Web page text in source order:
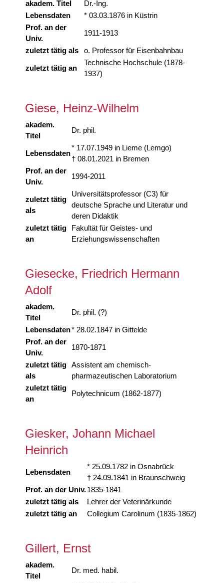
akadem. Titel
Dr.-Ing.
Lebensdaten
* 03.03.1876 in Küstrin
Prof. an der
Univ.
1911-1913
zuletzt tätig als o. Professor für Eisenbahnbau
zuletzt tätig an
Technische Hochschule (1878-
1937)
Giese, Heinz-Wilhelm
akadem.
Titel
Dr. phil.
Lebensdaten
* 17.07.1949 in Lieme (Lemgo)
† 08.01.2021 in Bremen
Prof. an der
Univ.
1994-2011
zuletzt tätig
als
Universitätsprofessor (C3) für
deutsche Sprache und Literatur und
deren Didaktik
zuletzt tätig
an
Fakultät für Geistes- und
Erziehungswissenschaften
Giesecke, Friedrich Hermann
Adolf
akadem.
Titel
Dr. phil. (?)
Lebensdaten* 28.02.1847 in Gittelde
Prof. an der
Univ.
1870-1871
zuletzt tätig
als
Assistent am chemisch-
pharmazeutischen Laboratorium
zuletzt tätig
an
Polytechnicum (1862-1877)
Giesker, Johann Michael
Heinrich
Lebensdaten
* 25.09.1782 in Osnabrück
† 24.09.1841 in Braunschweig
Prof. an der Univ.1835-1841
zuletzt tätig als
Lehrer der Veterinärkunde
zuletzt tätig an
Collegium Carolinum (1835-1862)
Gillert, Ernst
akadem.
Titel
Dr. med. habil.